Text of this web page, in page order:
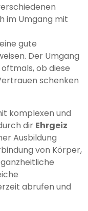
im Umgang mit
gute
Der Umgang
ob diese
schenken
komplexen und
dir Ehrgeiz
Ausbildung
von Körper,
abrufen und